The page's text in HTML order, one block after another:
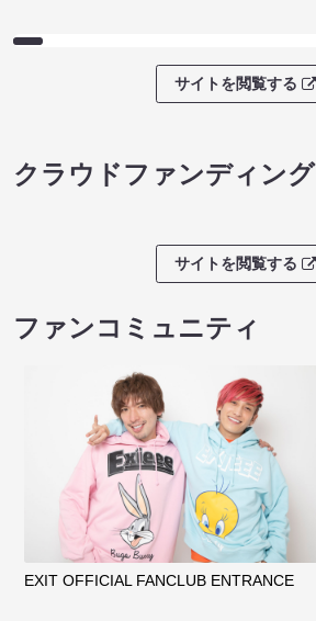
サイトを閲覧する
クラウドファンディング
サイトを閲覧する
ファンコミュニティ
EXIT OFFICIAL FANCLUB ENTRANCE